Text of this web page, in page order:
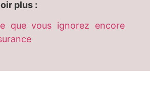
plus :
que vous ignorez encore